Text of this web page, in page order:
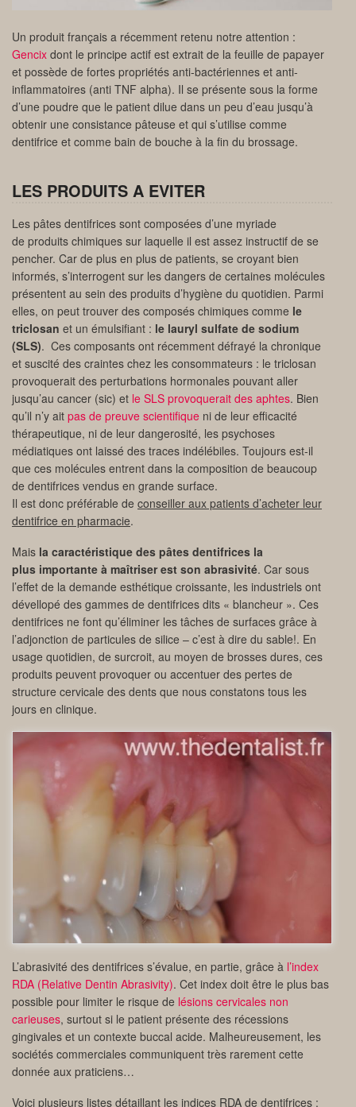
Un produit français a récemment retenu notre attention :
Gencix dont le principe actif est extrait de la feuille de papayer
et possède de fortes propriétés anti-bactériennes et anti-
inflammatoires (anti TNF alpha). Il se présente sous la forme
d’une poudre que le patient dilue dans un peu d’eau jusqu’à
obtenir une consistance pâteuse et qui s’utilise comme
dentifrice et comme bain de bouche à la fin du brossage.
LES PRODUITS A EVITER
Les pâtes dentifrices sont composées d’une myriade
de produits chimiques sur laquelle il est assez instructif de se
pencher. Car de plus en plus de patients, se croyant bien
informés, s’interrogent sur les dangers de certaines molécules
présentent au sein des produits d’hygiène du quotidien. Parmi
elles, on peut trouver des composés chimiques comme le
triclosan et un émulsifiant : le lauryl sulfate de sodium
(SLS). Ces composants ont récemment défrayé la chronique
et suscité des craintes chez les consommateurs : le triclosan
provoquerait des perturbations hormonales pouvant aller
jusqu’au cancer (sic) et le SLS provoquerait des aphtes. Bien
qu’il n’y ait pas de preuve scientifique ni de leur efficacité
thérapeutique, ni de leur dangerosité, les psychoses
médiatiques ont laissé des traces indélébiles. Toujours est-il
que ces molécules entrent dans la composition de beaucoup
de dentifrices vendus en grande surface.
Il est donc préférable de conseiller aux patients d’acheter leur
dentifrice en pharmacie.
Mais la caractéristique des pâtes dentifrices la
plus importante à maîtriser est son abrasivité. Car sous
l’effet de la demande esthétique croissante, les industriels ont
dévellopé des gammes de dentifrices dits « blancheur ». Ces
dentifrices ne font qu’éliminer les tâches de surfaces grâce à
l’adjonction de particules de silice – c’est à dire du sable!. En
usage quotidien, de surcroit, au moyen de brosses dures, ces
produits peuvent provoquer ou accentuer des pertes de
structure cervicale des dents que nous constatons tous les
jours en clinique.
L’abrasivité des dentifrices s’évalue, en partie, grâce à l’index
RDA (Relative Dentin Abrasivity). Cet index doit être le plus bas
possible pour limiter le risque de lésions cervicales non
carieuses, surtout si le patient présente des récessions
gingivales et un contexte buccal acide. Malheureusement, les
sociétés commerciales communiquent très rarement cette
donnée aux praticiens…
Voici plusieurs listes détaillant les indices RDA de dentifrices :